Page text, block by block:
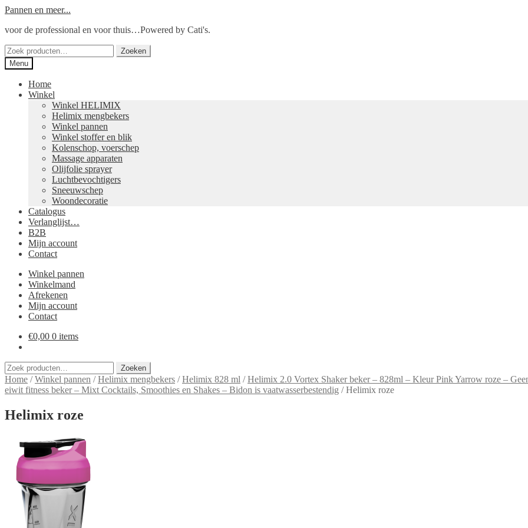
Ga
naar
Ga
de
Pannen en meer...
voor de professional en voor thuis…Powered by Cati's.
Zoeken
naar:
Zoeken
Menu
Home
Winkel
Winkel HELIMIX
Helimix mengbekers
Winkel pannen
Winkel stoffer en blik
Kolenschop, voerschep
Massage apparaten
Olijfolie sprayer
Luchtbevochtigers
Sneeuwschep
Woondecoratie
Catalogus
Verlanglijst…
B2B
Mijn account
Contact
Winkel pannen
Winkelmand
Afrekenen
Mijn account
Contact
€0,00 0 items
Zoeken
naar:
Zoeken
Home /Winkel pannen /Helimix mengbekers /Helimix 828 ml /Helimix 2.0 Vortex Shaker beker – 828ml – Kleur Pink Yarrow roze –
eiwit fitness beker – Mixt Cocktails, Smoothies en Shakes – Bidon is vaatwasserbestendig /Helimix roze
Helimix roze